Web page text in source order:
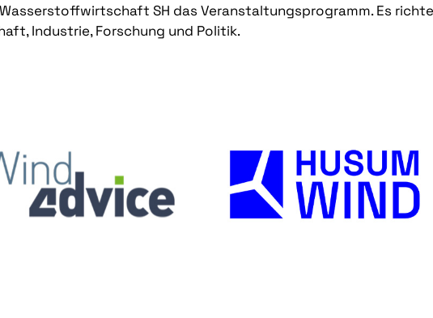
SH das Veranstaltungsprogramm. Es
Industrie, Forschung und Politik.